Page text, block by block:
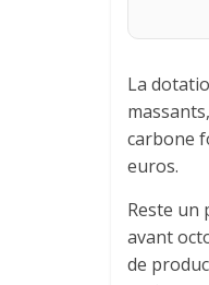
La
carbone
euros.
Reste un
avant
de